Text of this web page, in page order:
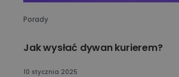
Porady
Jak wysłać dywan kurierem?
10 stycznia 2025